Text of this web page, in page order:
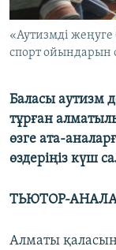
Басқа
«Аутизмді
спорт ойындарын
Баласы аутизм
тұрған
өзге ата-
өздеріңіз күш
ТЬЮТОР-
Алматы